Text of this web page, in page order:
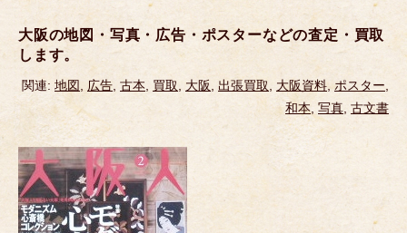
大阪の地図・写真・広告・ポスターなどの査定・買取
します。
関連: 地図, 広告, 古本, 買取, 大阪, 出張買取, 大阪資料, ポスター,
和本, 写真, 古文書